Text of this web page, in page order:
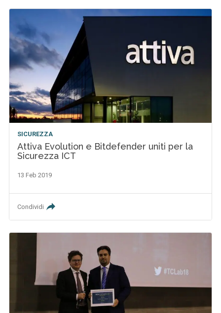
SICUREZZA
Attiva Evolution e Bitdefender uniti per la
Sicurezza ICT
13 Feb 2019
Condividi